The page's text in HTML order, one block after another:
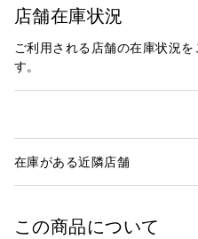
店舗在庫状況
ご利用される店舗の在庫状況
す。
在庫がある近隣店舗
この商品について